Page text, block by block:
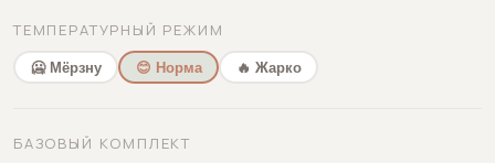
ТЕМПЕРАТУРНЫЙ РЕЖИМ
🥶 Мёрзну 😊 Норма 🔥 Жарко
БАЗОВЫЙ КОМПЛЕКТ